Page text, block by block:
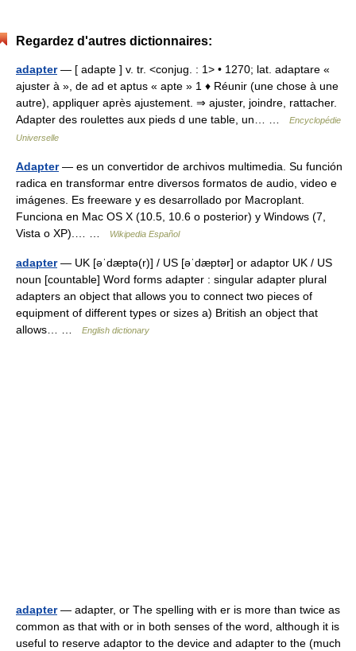
Regardez d'autres dictionnaires:
adapter— [ adapte ] v. tr. <conjug. : 1> • 1270; lat. adaptare «
ajuster à », de ad et aptus « apte » 1 ♦ Réunir (une chose à une
autre), appliquer après ajustement. ⇒ ajuster, joindre, rattacher.
Adapter des roulettes aux pieds d une table, un… …
Encyclopédie
Universelle
Adapter— es un convertidor de archivos multimedia. Su función
radica en transformar entre diversos formatos de audio, video e
imágenes. Es freeware y es desarrollado por Macroplant.
Funciona en Mac OS X (10.5, 10.6 o posterior) y Windows (7,
Vista o XP).… …
Wikipedia Español
adapter— UK [əˈdæptə(r)] / US [əˈdæptər] or adaptor UK / US
noun [countable] Word forms adapter : singular adapter plural
adapters an object that allows you to connect two pieces of
equipment of different types or sizes a) British an object that
allows… …
English dictionary
adapter— adapter, or The spelling with er is more than twice as
common as that with or in both senses of the word, although it is
useful to reserve adaptor to the device and adapter to the (much